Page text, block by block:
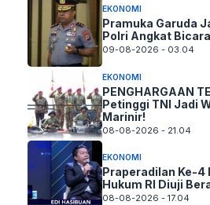
EKONOMI
Pramuka Garuda
Polri Angkat
09-08-2026 - 03.04
EKONOMI
PENGHARGAAN
Petinggi TNI Jadi
Marinir!
08-08-2026 - 21.04
EKONOMI
Praperadilan Ke-4
Hukum RI Diuji
08-08-2026 - 17.04